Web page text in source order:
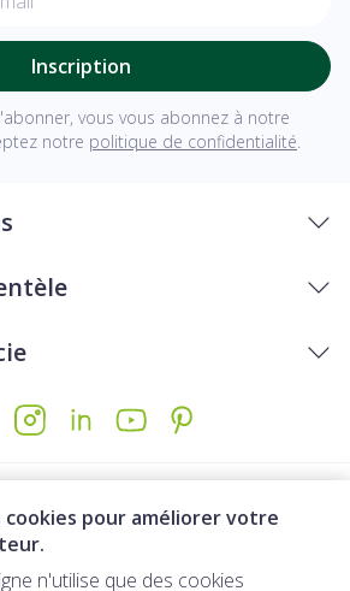
cookies pour améliorer votre
n'utilise que des cookies
Inscription
vous vous abonnez à notre
notre politique de confidentialité